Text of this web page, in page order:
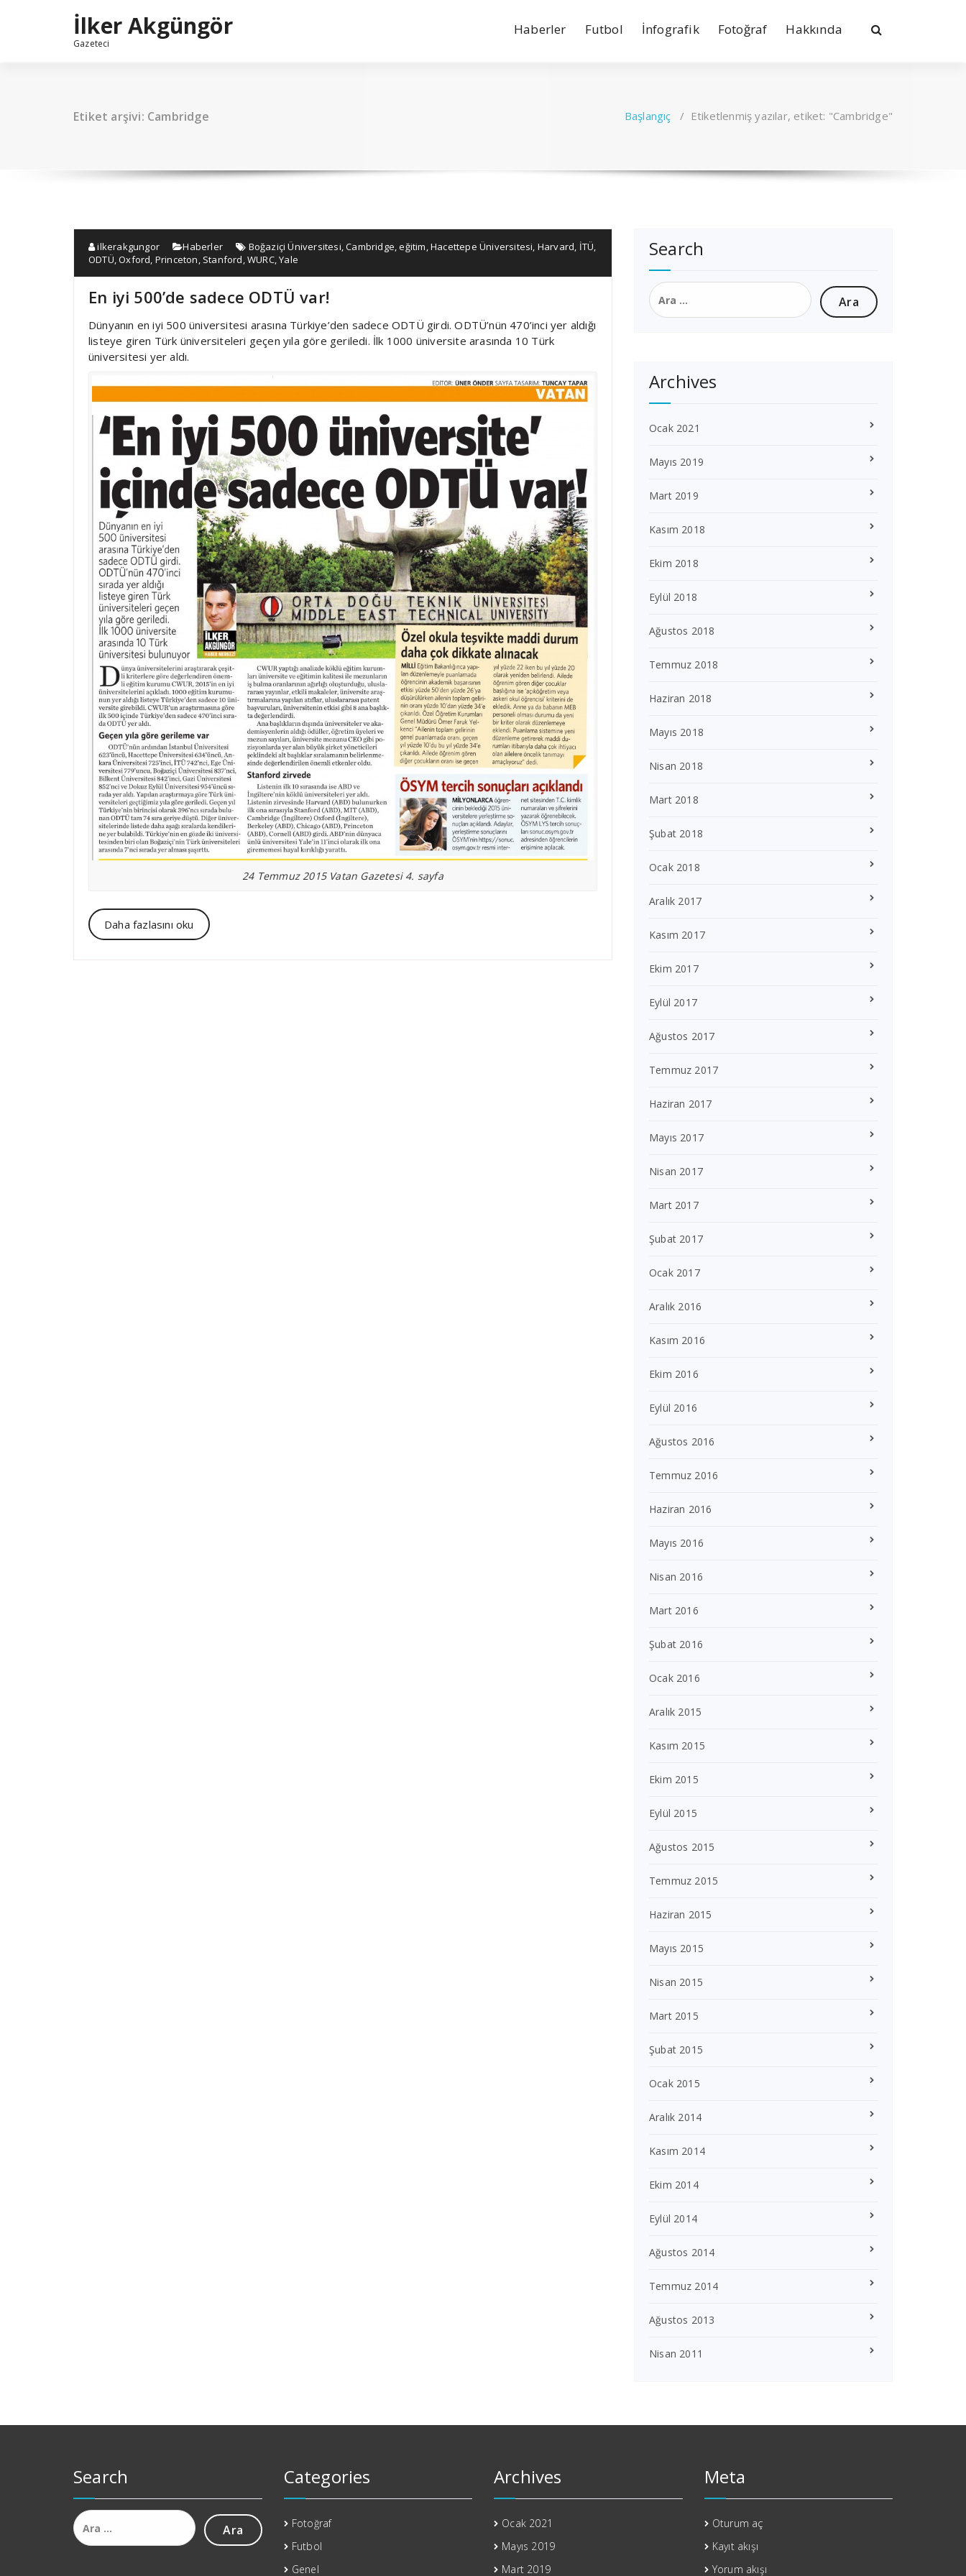
İlker Akgüngör
Gazeteci
Haberler Futbol İnfografik Fotoğraf Hakkında
Etiket arşivi: Cambridge Başlangıç / Etiketlenmiş yazılar, etiket: "Cambridge"
ilkerakgungor Haberler Boğaziçi Üniversitesi,Cambridge,eğitim,Hacettepe Üniversitesi, Harvard, İTÜ,
ODTÜ,Oxford, Princeton, Stanford,WURC,Yale
En iyi 500’de sadece ODTÜ var!
Dünyanın en iyi 500 üniversitesi arasına Türkiye’den sadece ODTÜ girdi. ODTÜ’nün 470’inci yer aldığı
listeye giren Türk üniversiteleri geçen yıla göre geriledi. İlk 1000 üniversite arasında 10 Türk
üniversitesi yer aldı.
24 Temmuz 2015 Vatan Gazetesi 4. sayfa
Daha fazlasını oku
Search
Arama:
Archives
Ocak 2021
Mayıs 2019
Mart 2019
Kasım 2018
Ekim 2018
Eylül 2018
Ağustos 2018
Temmuz 2018
Haziran 2018
Mayıs 2018
Nisan 2018
Mart 2018
Şubat 2018
Ocak 2018
Aralık 2017
Kasım 2017
Ekim 2017
Eylül 2017
Ağustos 2017
Temmuz 2017
Haziran 2017
Mayıs 2017
Nisan 2017
Mart 2017
Şubat 2017
Ocak 2017
Aralık 2016
Kasım 2016
Ekim 2016
Eylül 2016
Ağustos 2016
Temmuz 2016
Haziran 2016
Mayıs 2016
Nisan 2016
Mart 2016
Şubat 2016
Ocak 2016
Aralık 2015
Kasım 2015
Ekim 2015
Eylül 2015
Ağustos 2015
Temmuz 2015
Haziran 2015
Mayıs 2015
Nisan 2015
Mart 2015
Şubat 2015
Ocak 2015
Aralık 2014
Kasım 2014
Ekim 2014
Eylül 2014
Ağustos 2014
Temmuz 2014
Ağustos 2013
Nisan 2011
Search
Arama:
Categories
Fotoğraf
Futbol
Genel
Archives
Ocak 2021
Mayıs 2019
Mart 2019
Meta
Oturum aç
Kayıt akışı
Yorum akışı